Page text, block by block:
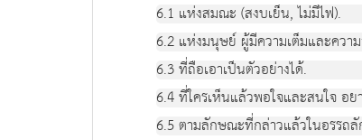
6.1 แห่งสมณะ (สงบเย็น, ไม่มีไฟ).
6.2 แห่งมนุษย์ ผู้มีความเต็มและควา
6.3 ที่ถือเอาเป็นตัวอย่างได้.
6.4 ที่ใครเห็นแล้วพอใจและสนใจ อ
6.5 ตามลักษณะที่กล่าวแล้วในอรร